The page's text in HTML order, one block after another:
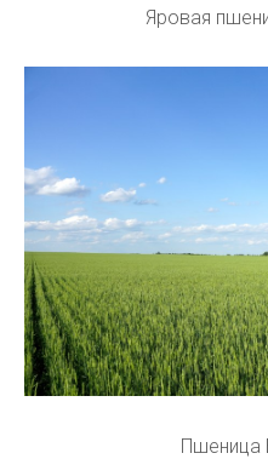
Яровая
Пшеница